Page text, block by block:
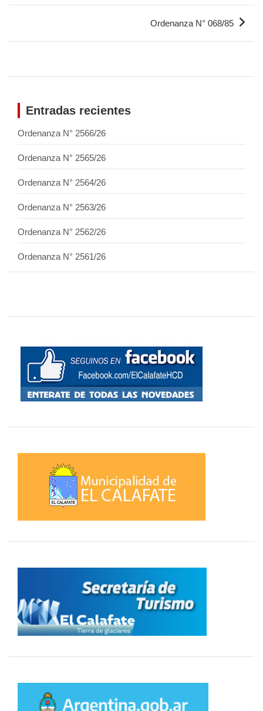
Ordenanza N° 068/85
Entradas recientes
Ordenanza N° 2566/26
Ordenanza N° 2565/26
Ordenanza N° 2564/26
Ordenanza N° 2563/26
Ordenanza N° 2562/26
Ordenanza N° 2561/26